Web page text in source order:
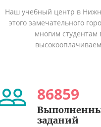
Наш учебный центр в
этого замечательного
многим студентам
86859
заданий